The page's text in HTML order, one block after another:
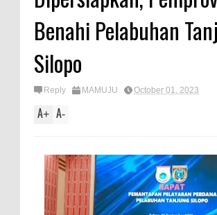
Benahi Pelabuhan
Silopo
Reply MAMUJU October 01, 2023
A+ A-